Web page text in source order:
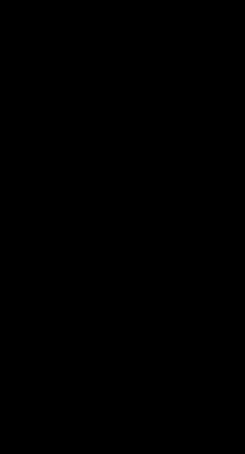
закажу еще!
качество печати,
фото на сайт,